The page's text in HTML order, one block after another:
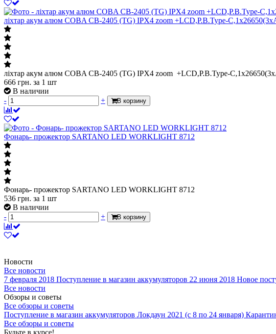
ліхтар акум алюм COBA CB-2405 (TG) IPX4 zoom +LCD,P.B.Type-
ліхтар акум алюм COBA CB-2405 (TG) IPX4 zoom +LCD,P.B.Type-
666 грн. за 1 шт
В наличии
-
+ В корзину
Фонарь- прожектор SARTANO LED WORKLIGHT 8712
Фонарь- прожектор SARTANO LED WORKLIGHT 8712
536 грн. за 1 шт
В наличии
-
+ В корзину
Новости
Все новости
7 февраля 2018 Поступление в магазин аккумуляторов 22 июня 2018 Новое
Все новости
Обзоры и советы
Все обзоры и советы
Поступление в магазин аккумуляторов Локдаун 2021 (с 8 по 24 января)
Все обзоры и советы
Будьте в курсе!